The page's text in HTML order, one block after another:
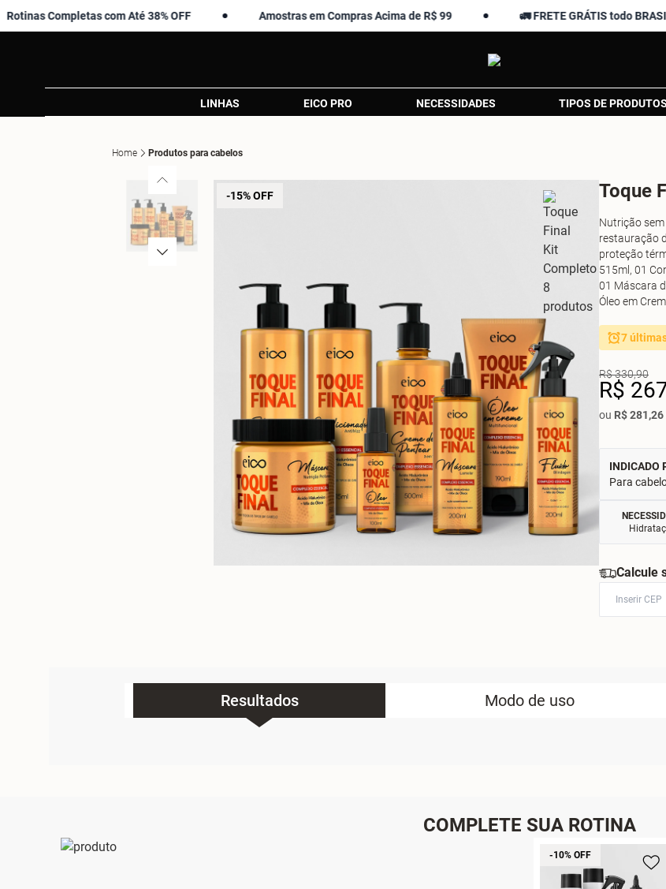
com Até 38% OFF Amostras em Compras Acima de R$ 99 🚛 FRETE GRÁTIS todo BRASIL a
LINHAS EICO PRO NECESSIDADES TIPOS DE PRODUTOS
Home Produtos para cabelos
-15% OFF Toque
Nutrição
restauração
proteção
515ml, 01
01 Máscara
Óleo em
7
R$ 330,90
R$
ou R$ 281,26
INDICADO
Para
Calcule
Resultados Modo de uso
COMPLETE SUA ROTINA
-10% OFF